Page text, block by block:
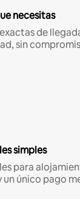
necesitas
de
sin
simples
para
único pago